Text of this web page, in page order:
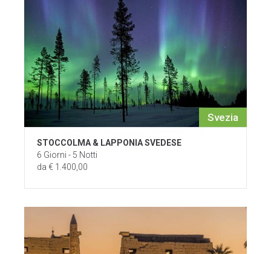
Svezia
STOCCOLMA & LAPPONIA SVEDESE
6 Giorni - 5 Notti
da € 1.400,00